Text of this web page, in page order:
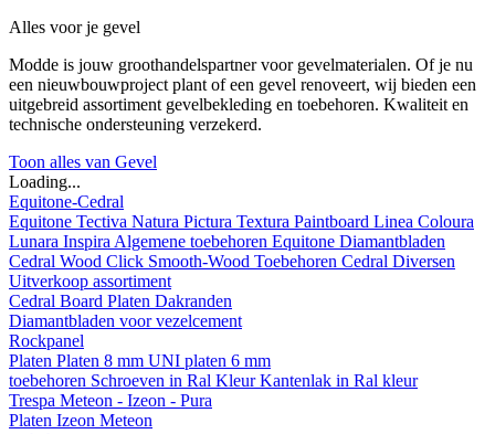
Alles voor je gevel
Modde is jouw groothandelspartner voor gevelmaterialen. Of je nu
een nieuwbouwproject plant of een gevel renoveert, wij bieden een
uitgebreid assortiment gevelbekleding en toebehoren. Kwaliteit en
technische ondersteuning verzekerd.
Toon alles van Gevel
Loading...
Equitone-Cedral
Equitone Tectiva Natura Pictura Textura Paintboard Linea Coloura
Lunara Inspira Algemene toebehoren Equitone Diamantbladen
Cedral Wood Click Smooth-Wood Toebehoren Cedral Diversen
Uitverkoop assortiment
Cedral Board Platen Dakranden
Diamantbladen voor vezelcement
Rockpanel
Platen Platen 8 mm UNI platen 6 mm
toebehoren Schroeven in Ral KleurKantenlak in Ral kleur
Trespa Meteon - Izeon - Pura
Platen Izeon Meteon